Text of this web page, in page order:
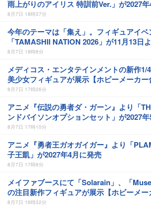
雨上がりのアイリス 特訓前Ver.」が2027
8月7日 18時37分
今年のテーマは「集え」。フィギュアイベ
「TAMASHII NATION 2026」が11月13日
定開催記念商品情報も公開
8月7日 18時8分
メディコス・エンタテインメントの新作1/
美少女フィギュアが展示【ホビーメーカー
会】「北斗の拳」、「進撃の巨人」の超像
8月7日 17時26分
アニメ『伝説の勇者ダ・ガーン』より「
ンドバイソンオプションセット」が2027
「THE合体ランドバイソン」と連動するオ
8月7日 17時10分
アニメ『勇者王ガオガイガー』より「
子王凱」が2027年4月に発売
8月7日 17時9分
メイファブースにて「Solarain」、「
の注目新作フィギュアが展示【ホビーメー
示会】
8月7日 16時32分